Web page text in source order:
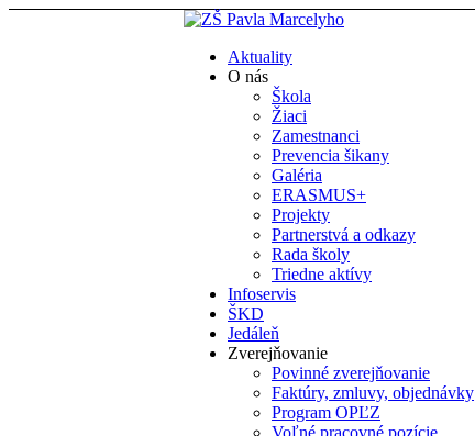
Aktuality
O nás
Škola
Žiaci
Zamestnanci
Prevencia šikany
Galéria
ERASMUS+
Projekty
Partnerstvá a odkazy
Rada školy
Triedne aktívy
Infoservis
ŠKD
Jedáleň
Zverejňovanie
Povinné zverejňovanie
Faktúry, zmluvy, objednávky
Program OPĽZ
Voľné pracovné pozície